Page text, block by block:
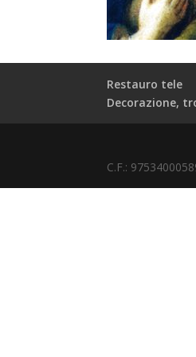
Restauro tele
Decorazione,
C.F.: